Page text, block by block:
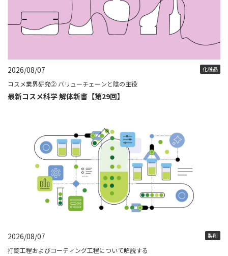
2026/08/07 化粧品
コスメ業界研究② バリューチェーンと陰の主役
最新コスメ科学 解体新書【第29回】
2026/08/07 製剤
打錠工程およびコーティング工程について解説する